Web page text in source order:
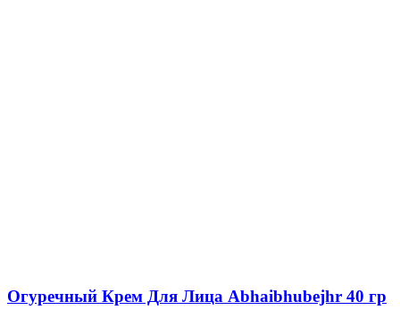
Огуречный Крем Для Лица Abhaibhubejhr 40 гр